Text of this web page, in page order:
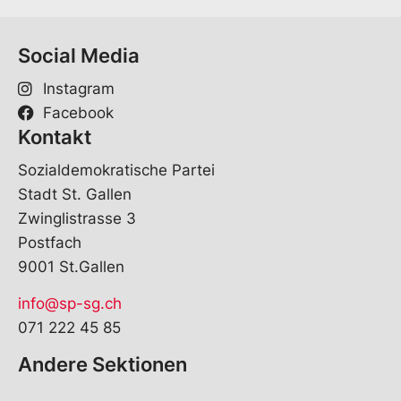
Social Media
Instagram
Facebook
Kontakt
Sozialdemokratische Partei
Stadt St. Gallen
Zwinglistrasse 3
Postfach
9001 St.Gallen
info@sp-sg.ch
071 222 45 85
Andere Sektionen